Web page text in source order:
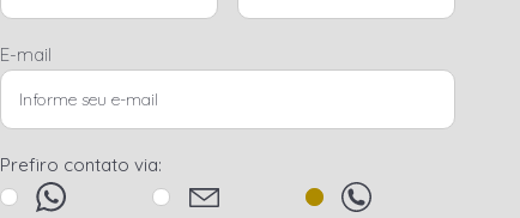
E-mail
Prefiro contato via: